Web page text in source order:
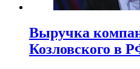
Выручка
Козловского в